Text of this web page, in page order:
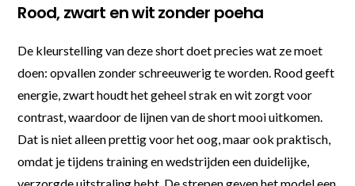
Rood, zwart en wit zonder poeha
De kleurstelling van deze short doet precies wat ze moet
doen: opvallen zonder schreeuwerig te worden. Rood geeft
energie, zwart houdt het geheel strak en wit zorgt voor
contrast, waardoor de lijnen van de short mooi uitkomen.
Dat is niet alleen prettig voor het oog, maar ook praktisch,
omdat je tijdens training en wedstrijden een duidelijke,